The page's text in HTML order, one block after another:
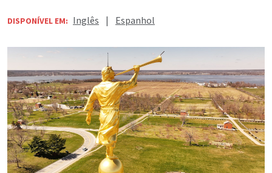
DISPONÍVEL EM: Inglês | Espanhol